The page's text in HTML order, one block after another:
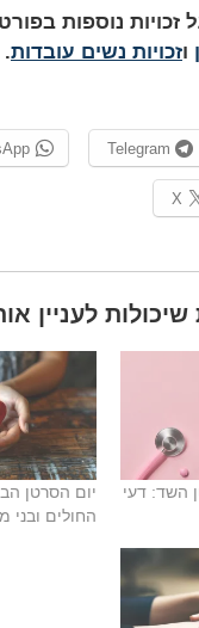
זכויות נוספות
וזכויות נשים עובדות.
Telegram
X
לעניין
השד: דעי
יום הסרטן
החולים